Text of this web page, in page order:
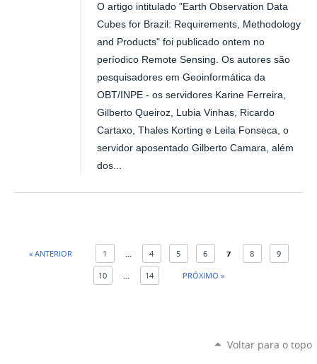
O artigo intitulado "Earth Observation Data
Cubes for Brazil: Requirements, Methodology
and Products" foi publicado ontem no
períodico Remote Sensing. Os autores são
pesquisadores em Geoinformática da
OBT/INPE - os servidores Karine Ferreira,
Gilberto Queiroz, Lubia Vinhas, Ricardo
Cartaxo, Thales Korting e Leila Fonseca, o
servidor aposentado Gilberto Camara, além
dos...
« ANTERIOR 1 ... 4 5 6 7 8 9
10 ... 14 PRÓXIMO »
Voltar para o topo